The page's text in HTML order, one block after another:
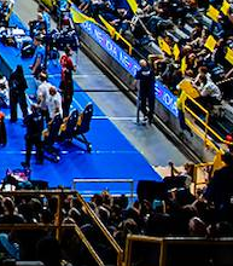
grande attacco,
di Blengini non
tempo
(12-14). Mozic
casa e
anche dai
la partita al tie-